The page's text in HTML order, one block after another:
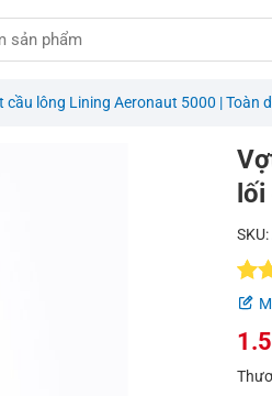
cầu lông Lining Aeronaut 5000 | Toàn
SKU:
5.0
3
Giá
Giá